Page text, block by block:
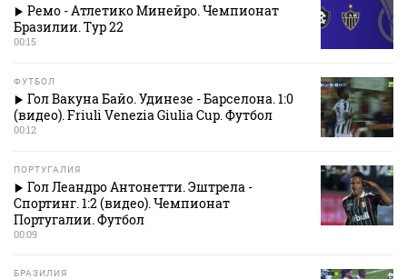
Ремо - Атлетико Минейро. Чемпионат
Бразилии. Тур 22
00:15
ФУТБОЛ
Гол Вакуна Байо. Удинезе - Барселона. 1:0
(видео). Friuli Venezia Giulia Cup. Футбол
00:12
ПОРТУГАЛИЯ
Гол Леандро Антонетти. Эштрела -
Спортинг. 1:2 (видео). Чемпионат
Португалии. Футбол
00:09
БРАЗИЛИЯ